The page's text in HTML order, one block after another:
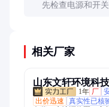
先检查电源和开
相关厂家
山东文轩环境科
1年 厂
出价迅速
真实性已核